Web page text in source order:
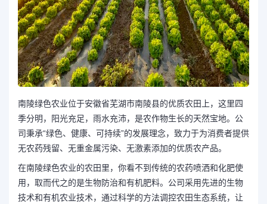
南陵绿色农业位于安徽省芜湖市南陵县的优质农田上，这里四
季分明，阳光充足，雨水充沛，是农作物生长的天然宝地。公
司秉承“绿色、健康、可持续”的发展理念，致力于为消费者提供
无农药残留、无重金属污染、无激素添加的优质农产品。
在南陵绿色农业的农田里，你看不到传统的农药喷洒和化肥使
用，取而代之的是生物防治和有机肥料。公司采用先进的生物
技术和有机农业技术，通过科学的方法调控农田生态系统，让